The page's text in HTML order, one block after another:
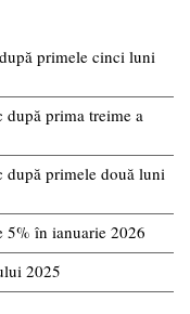
primele cinci luni
prima treime a
primele două luni
5% în ianuarie 2026
2025